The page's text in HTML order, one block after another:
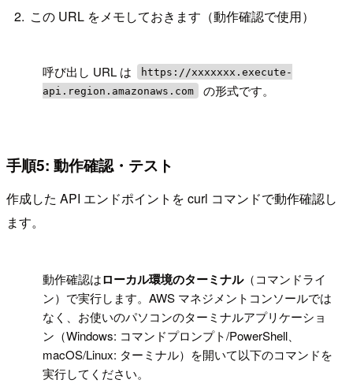
この URL をメモしておきます（動作確認で使用）
呼び出し URL は
https://xxxxxxx.execute-
api.region.amazonaws.com
の形式です。
手順5: 動作確認・テスト
作成した API エンドポイントを curl コマンドで動作確認し
ます。
動作確認はローカル環境のターミナル（コマンドライ
ン）で実行します。AWS マネジメントコンソールでは
なく、お使いのパソコンのターミナルアプリケーショ
ン（Windows: コマンドプロンプト/PowerShell、
macOS/Linux: ターミナル）を開いて以下のコマンドを
実行してください。